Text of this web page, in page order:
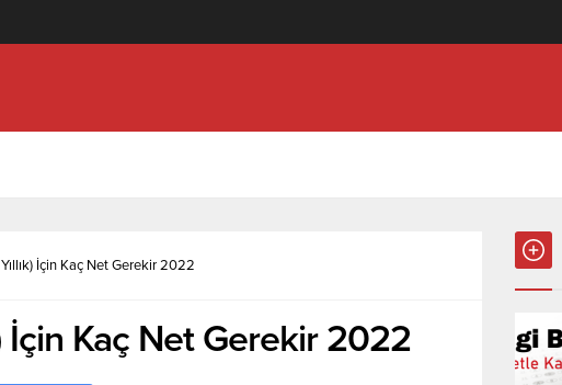
İçin Kaç Net Gerekir 2022
İçin Kaç Net Gerekir 2022